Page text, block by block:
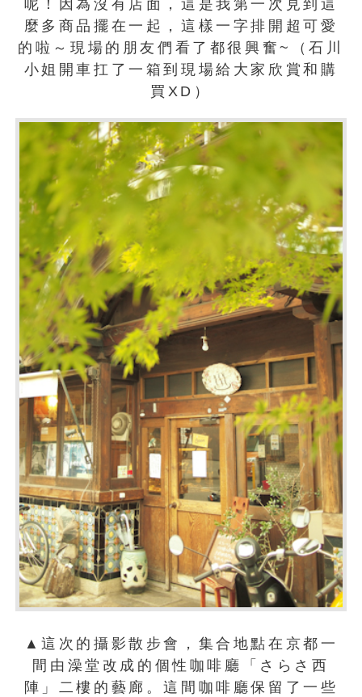
呢！因為沒有店面，這是我第一次見到這
麼多商品擺在一起，這樣一字排開超可愛
的啦～現場的朋友們看了都很興奮~（石川
小姐開車扛了一箱到現場給大家欣賞和購
買XD）
▲這次的攝影散步會，集合地點在京都一
間由澡堂改成的個性咖啡廳「さらさ西
陣」二樓的藝廊。這間咖啡廳保留了一些